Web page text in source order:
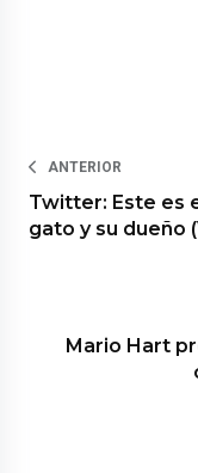
ANTERIOR
Twitter: Este es
gato y su dueño
Mario Hart